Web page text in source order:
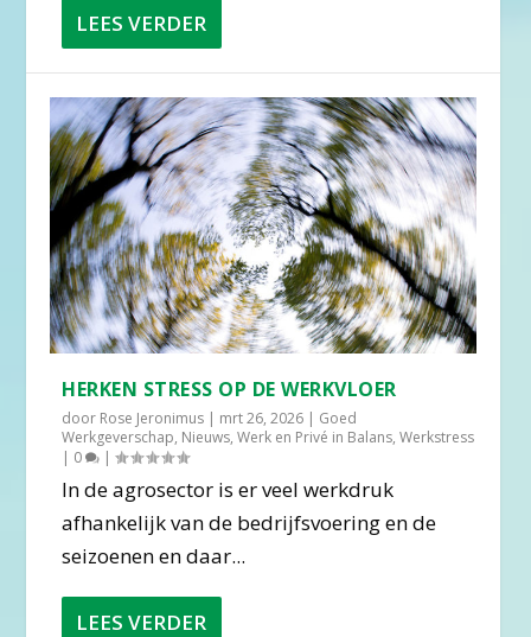
LEES VERDER
HERKEN STRESS OP DE WERKVLOER
door Rose Jeronimus | mrt 26, 2026 | Goed
Werkgeverschap, Nieuws,Werk en Privé in Balans,Werkstress
| 0 |
In de agrosector is er veel werkdruk
afhankelijk van de bedrijfsvoering en de
seizoenen en daar...
LEES VERDER